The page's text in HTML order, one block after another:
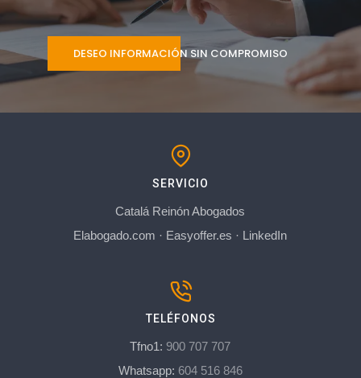
DESEO INFORMACIÓN SIN COMPROMISO
SERVICIO
Catalá Reinón Abogados
Elabogado.com · Easyoffer.es · LinkedIn
TELÉFONOS
Tfno1: 900 707 707
Whatsapp: 604 516 846